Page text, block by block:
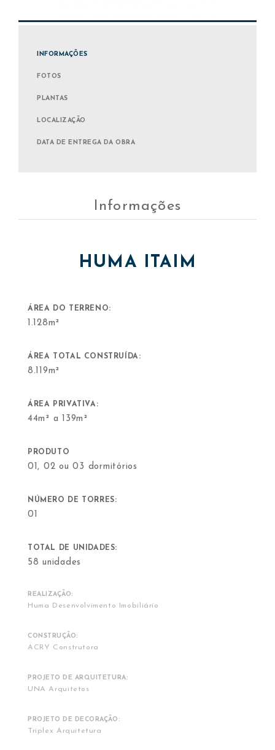
INFORMAÇÕES
FOTOS
PLANTAS
LOCALIZAÇÃO
DATA DE ENTREGA DA OBRA
Informações
HUMA ITAIM
ÁREA DO TERRENO:
1.128m²
ÁREA TOTAL CONSTRUÍDA:
8.119m²
ÁREA PRIVATIVA:
44m² a 139m²
PRODUTO
01, 02 ou 03 dormitórios
NÚMERO DE TORRES:
01
TOTAL DE UNIDADES:
58 unidades
REALIZAÇÃO:
Huma Desenvolvimento Imobiliário
CONSTRUÇÃO:
ACRY Construtora
PROJETO DE ARQUITETURA:
UNA Arquitetos
PROJETO DE DECORAÇÃO:
Triplex Arquitetura